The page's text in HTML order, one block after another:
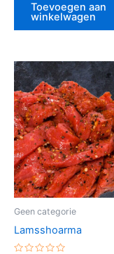
Toevoegen aan
winkelwagen
Geen categorie
Lamsshoarma